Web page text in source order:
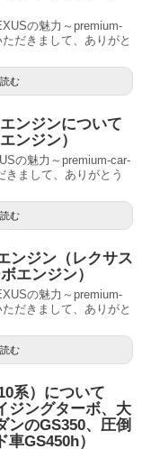
の魅力～premium-
だきまして、ありがと
む
ンジンについて
ンジン）
の魅力～premium-car-
きまして、ありがとう
む
ンジン（レクサス
エンジン）
の魅力～premium-
だきまして、ありがと
む
系）について
ジングターボ、大
ンのGS350、圧倒
GS450h）